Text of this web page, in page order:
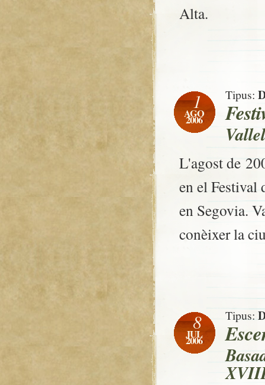
Alta.
1
AGO
2006
Tipus:
L'agost de
en el Festival
en Segovia.
conèixer la
8
JUL
2006
Tipus: